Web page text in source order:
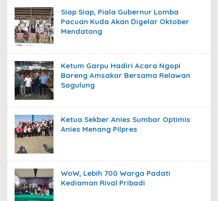
Siap Siap, Piala Gubernur Lomba
Pacuan Kuda Akan Digelar Oktober
Mendatang
Ketum Garpu Hadiri Acara Ngopi
Bareng Amsakar Bersama Relawan
Sagulung
Ketua Sekber Anies Sumbar Optimis
Anies Menang Pilpres
WoW, Lebih 700 Warga Padati
Kediaman Rival Pribadi